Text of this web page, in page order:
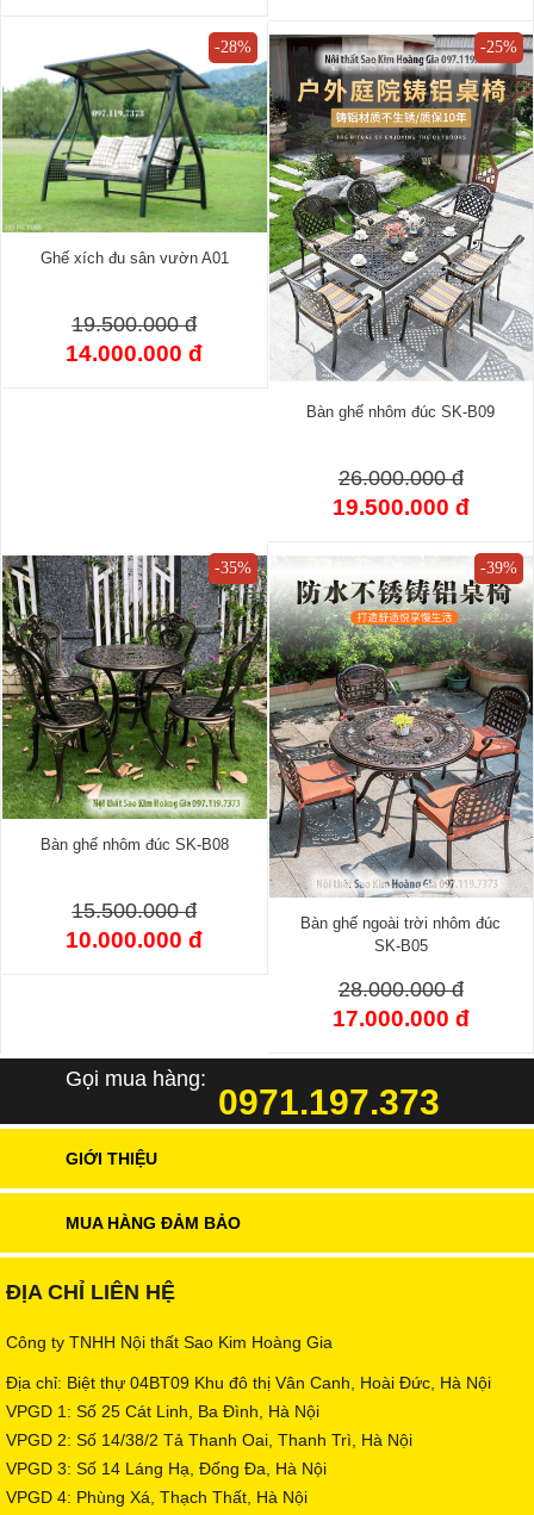
-28%
Ghế xích đu sân vườn A01
19.500.000 đ
14.000.000 đ
-25%
Bàn ghế nhôm đúc SK-B09
26.000.000 đ
19.500.000 đ
-35%
Bàn ghế nhôm đúc SK-B08
15.500.000 đ
10.000.000 đ
-39%
Bàn ghế ngoài trời nhôm đúc
SK-B05
28.000.000 đ
17.000.000 đ
Gọi mua hàng:
0971.197.373
GIỚI THIỆU
MUA HÀNG ĐẢM BẢO
ĐỊA CHỈ LIÊN HỆ
Công ty TNHH Nội thất Sao Kim Hoàng Gia
Địa chỉ: Biệt thự 04BT09 Khu đô thị Vân Canh, Hoài Đức, Hà Nội
VPGD 1: Số 25 Cát Linh, Ba Đình, Hà Nội
VPGD 2: Số 14/38/2 Tả Thanh Oai, Thanh Trì, Hà Nội
VPGD 3: Số 14 Láng Hạ, Đống Đa, Hà Nội
VPGD 4: Phùng Xá, Thạch Thất, Hà Nội